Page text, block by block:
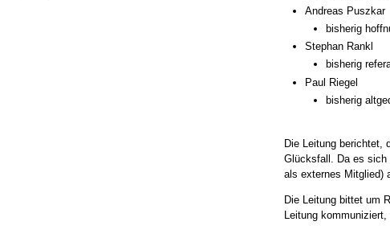
Andreas Puszkar
bisherig
Stephan Rankl
bisherig
Paul Riegel
bisherig
Die Leitung berichtet,
Glücksfall. Da es sich
als externes Mitglied)
Die Leitung bittet um
Leitung